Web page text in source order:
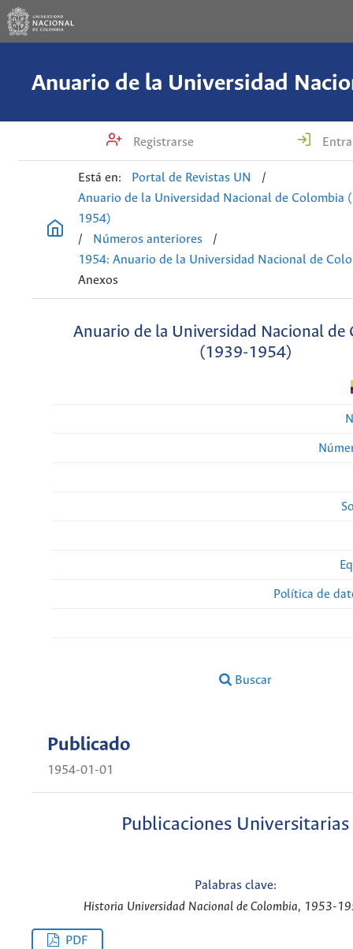
Registrarse
Está en: Portal de Revistas UN
/
Anuario de la Universidad Nacional de Colombia
1954)
/
Números anteriores
/
1954: Anuario de la Universidad Nacional de
Anexos
Anuario de la Universidad Nacional de
(1939-1954)
Política de
Buscar
Publicado
1954-01-01
Publicaciones Universitarias
Palabras clave:
Historia Universidad Nacional de Colombia, 1953-
PDF